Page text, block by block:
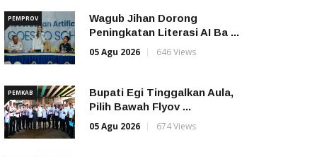
PEMPROV
Wagub Jihan Dorong
Peningkatan Literasi AI Ba ...
05 Agu 2026
646 Views
PEMKAB
Bupati Egi Tinggalkan Aula,
Pilih Bawah Flyov ...
05 Agu 2026
674 Views